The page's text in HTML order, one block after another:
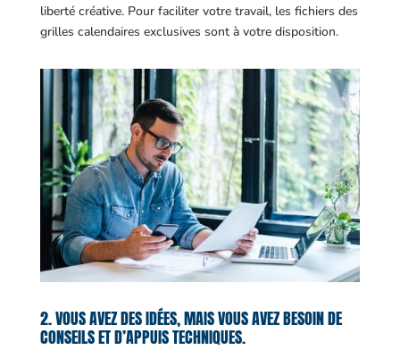
liberté créative. Pour faciliter votre travail, les fichiers des
grilles calendaires exclusives sont à votre disposition.
2. VOUS AVEZ DES IDÉES, MAIS VOUS AVEZ BESOIN DE
CONSEILS ET D’APPUIS TECHNIQUES.